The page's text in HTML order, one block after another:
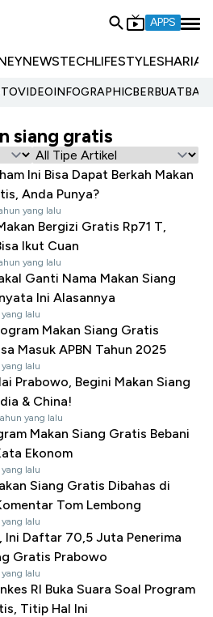
APPS
NEWSTECHLIFESTYLESHARIA
VIDEOINFOGRAPHIC
siang gratis
Ini Bisa Dapat Berkah Makan
Anda Punya?
yang lalu
Bergizi Gratis Rp71 T,
Ikut Cuan
yang lalu
Ganti Nama Makan Siang
Ini Alasannya
lalu
Makan Siang Gratis
Masuk APBN Tahun 2025
lalu
Prabowo, Begini Makan Siang
& China!
yang lalu
Makan Siang Gratis Bebani
Ekonom
lalu
Siang Gratis Dibahas di
Tom Lembong
lalu
Ini Daftar 70,5 Juta Penerima
Gratis Prabowo
lalu
RI Buka Suara Soal Program
Titip Hal Ini